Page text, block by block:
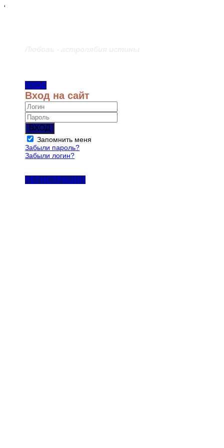
'
ВХОД
Вход на сайт
ВХОД
Запомнить меня
Забыли пароль?
Забыли логин?
РЕГИСТРАЦИЯ